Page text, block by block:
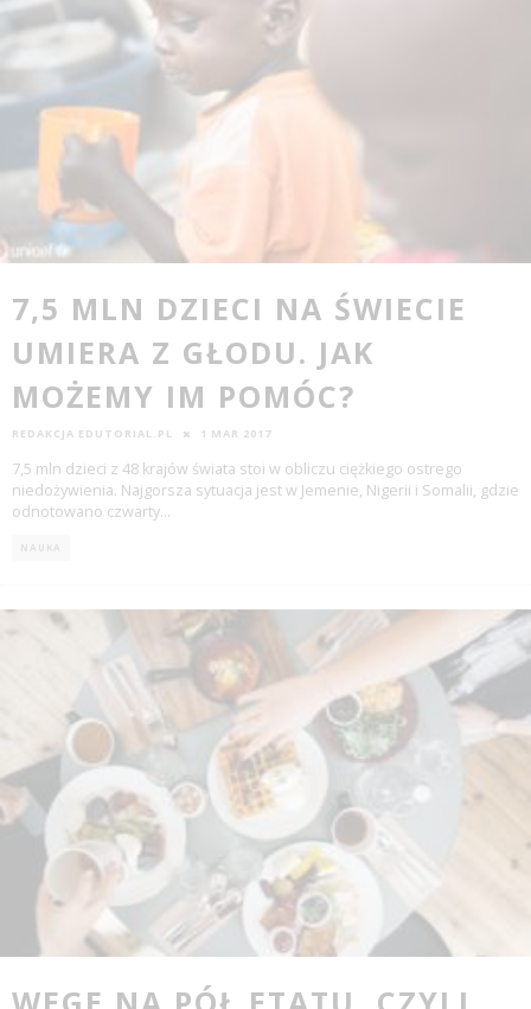
7,5 MLN DZIECI NA ŚWIECIE
UMIERA Z GŁODU. JAK
MOŻEMY IM POMÓC?
REDAKCJA EDUTORIAL.PL 1 MAR 2017
7,5 mln dzieci z 48 krajów świata stoi w obliczu ciężkiego ostrego
niedożywienia. Najgorsza sytuacja jest w Jemenie, Nigerii i Somalii, gdzie
odnotowano czwarty...
NAUKA